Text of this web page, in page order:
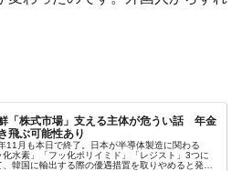
「株式市場」支える主体が危うい話 年金
飛ぶ可能性あり
11月も本日で終了。日本が半導体製造に関わる
化水素」「フッ化ポリイミド」「レジスト」3つに
、韓国に輸出する際の優遇措置を取りやめると発表